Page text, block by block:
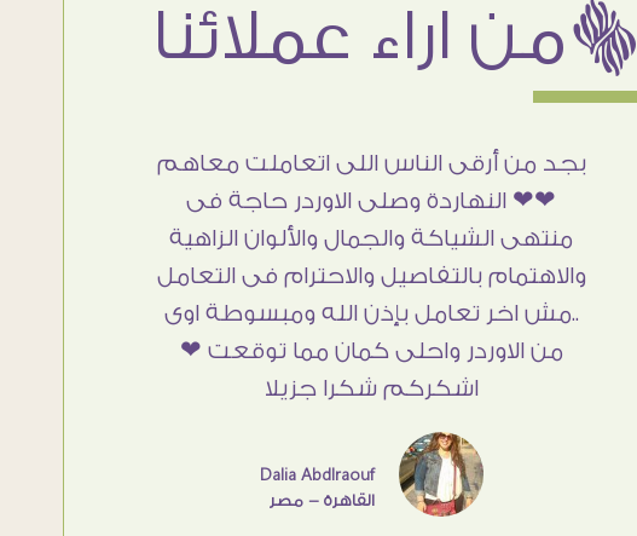
ëمن اراء عملائنا
بجد من أرقى الناس اللى اتعاملت معاهم
❤❤ النهاردة وصلى الاوردر حاجة فى
منتهى الشياكة والجمال والألوان الزاهية
والاهتمام بالتفاصيل والاحترام فى التعامل
..مش اخر تعامل بإذن الله ومبسوطة اوى
من الاوردر واحلى كمان مما توقعت ❤
اشكركم شكرا جزيلا
Dalia Abdlraouf
القاهرة - مصر